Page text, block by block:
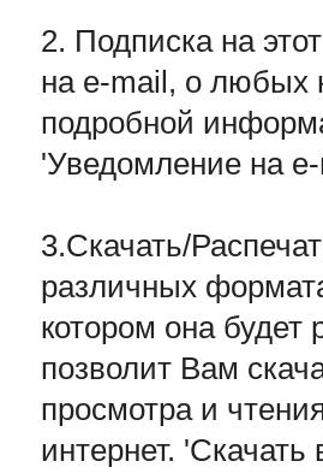
2. Подписка на
на e-mail, о любых
подробной
'Уведомление на
3.Скачать/
различных
котором она будет
позволит Вам
просмотра и
интернет.